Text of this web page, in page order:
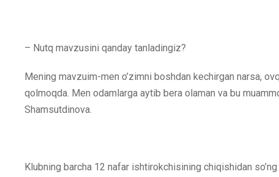
– Nutq mavzusini qanday tanladingiz?
Mening mavzuim-men o’zimni boshdan kechirgan narsa,
qolmoqda. Men odamlarga aytib bera olaman va bu
Shamsutdinova.
Klubning barcha 12 nafar ishtirokchisining chiqishidan